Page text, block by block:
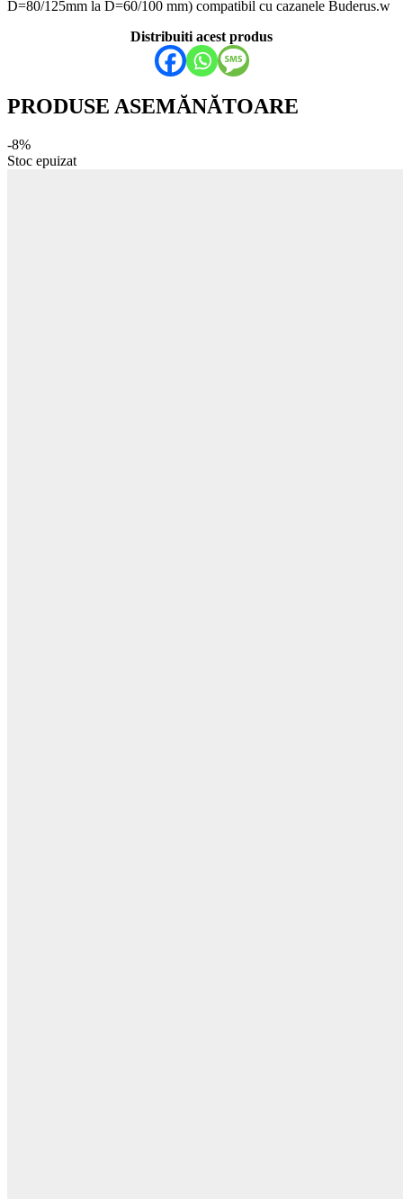
D=80/125mm la D=60/100 mm) compatibil cu cazanele Buderus.w
Distribuiti acest produs
PRODUSE ASEMĂNĂTOARE
-8%
Stoc epuizat